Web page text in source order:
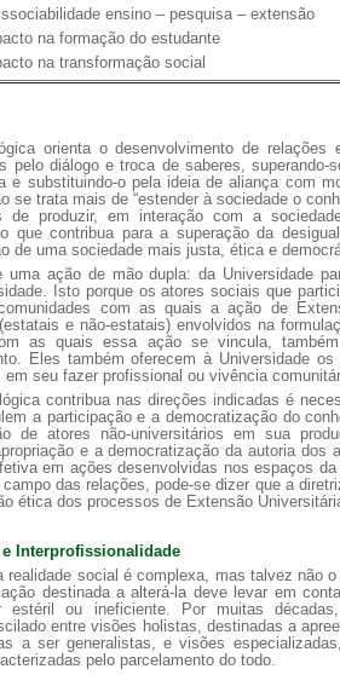
ensino – pesquisa – extensão
na formação do estudante
na transformação social
orienta o desenvolvimento de relações
pelo diálogo e troca de saberes, superando-
e substituindo-o pela ideia de aliança com
se trata mais de “estender à sociedade o
de produzir, em interação com a
que contribua para a superação da
de uma sociedade mais justa, ética e
uma ação de mão dupla: da Universidade
Isto porque os atores sociais que
com as quais a ação de
e não-estatais) envolvidos na
as quais essa ação se vincula,
Eles também oferecem à Universidade os
seu fazer profissional ou vivência
contribua nas direções indicadas é
a participação e a democratização do
de atores não-universitários em sua
e a democratização da autoria dos
em ações desenvolvidas nos espaços da
das relações, pode-se dizer que a
ética dos processos de Extensão
Interprofissionalidade
realidade social é complexa, mas talvez não
destinada a alterá-la deve levar em
ou ineficiente. Por muitas
entre visões holistas, destinadas a
a ser generalistas, e visões
pelo parcelamento do todo.